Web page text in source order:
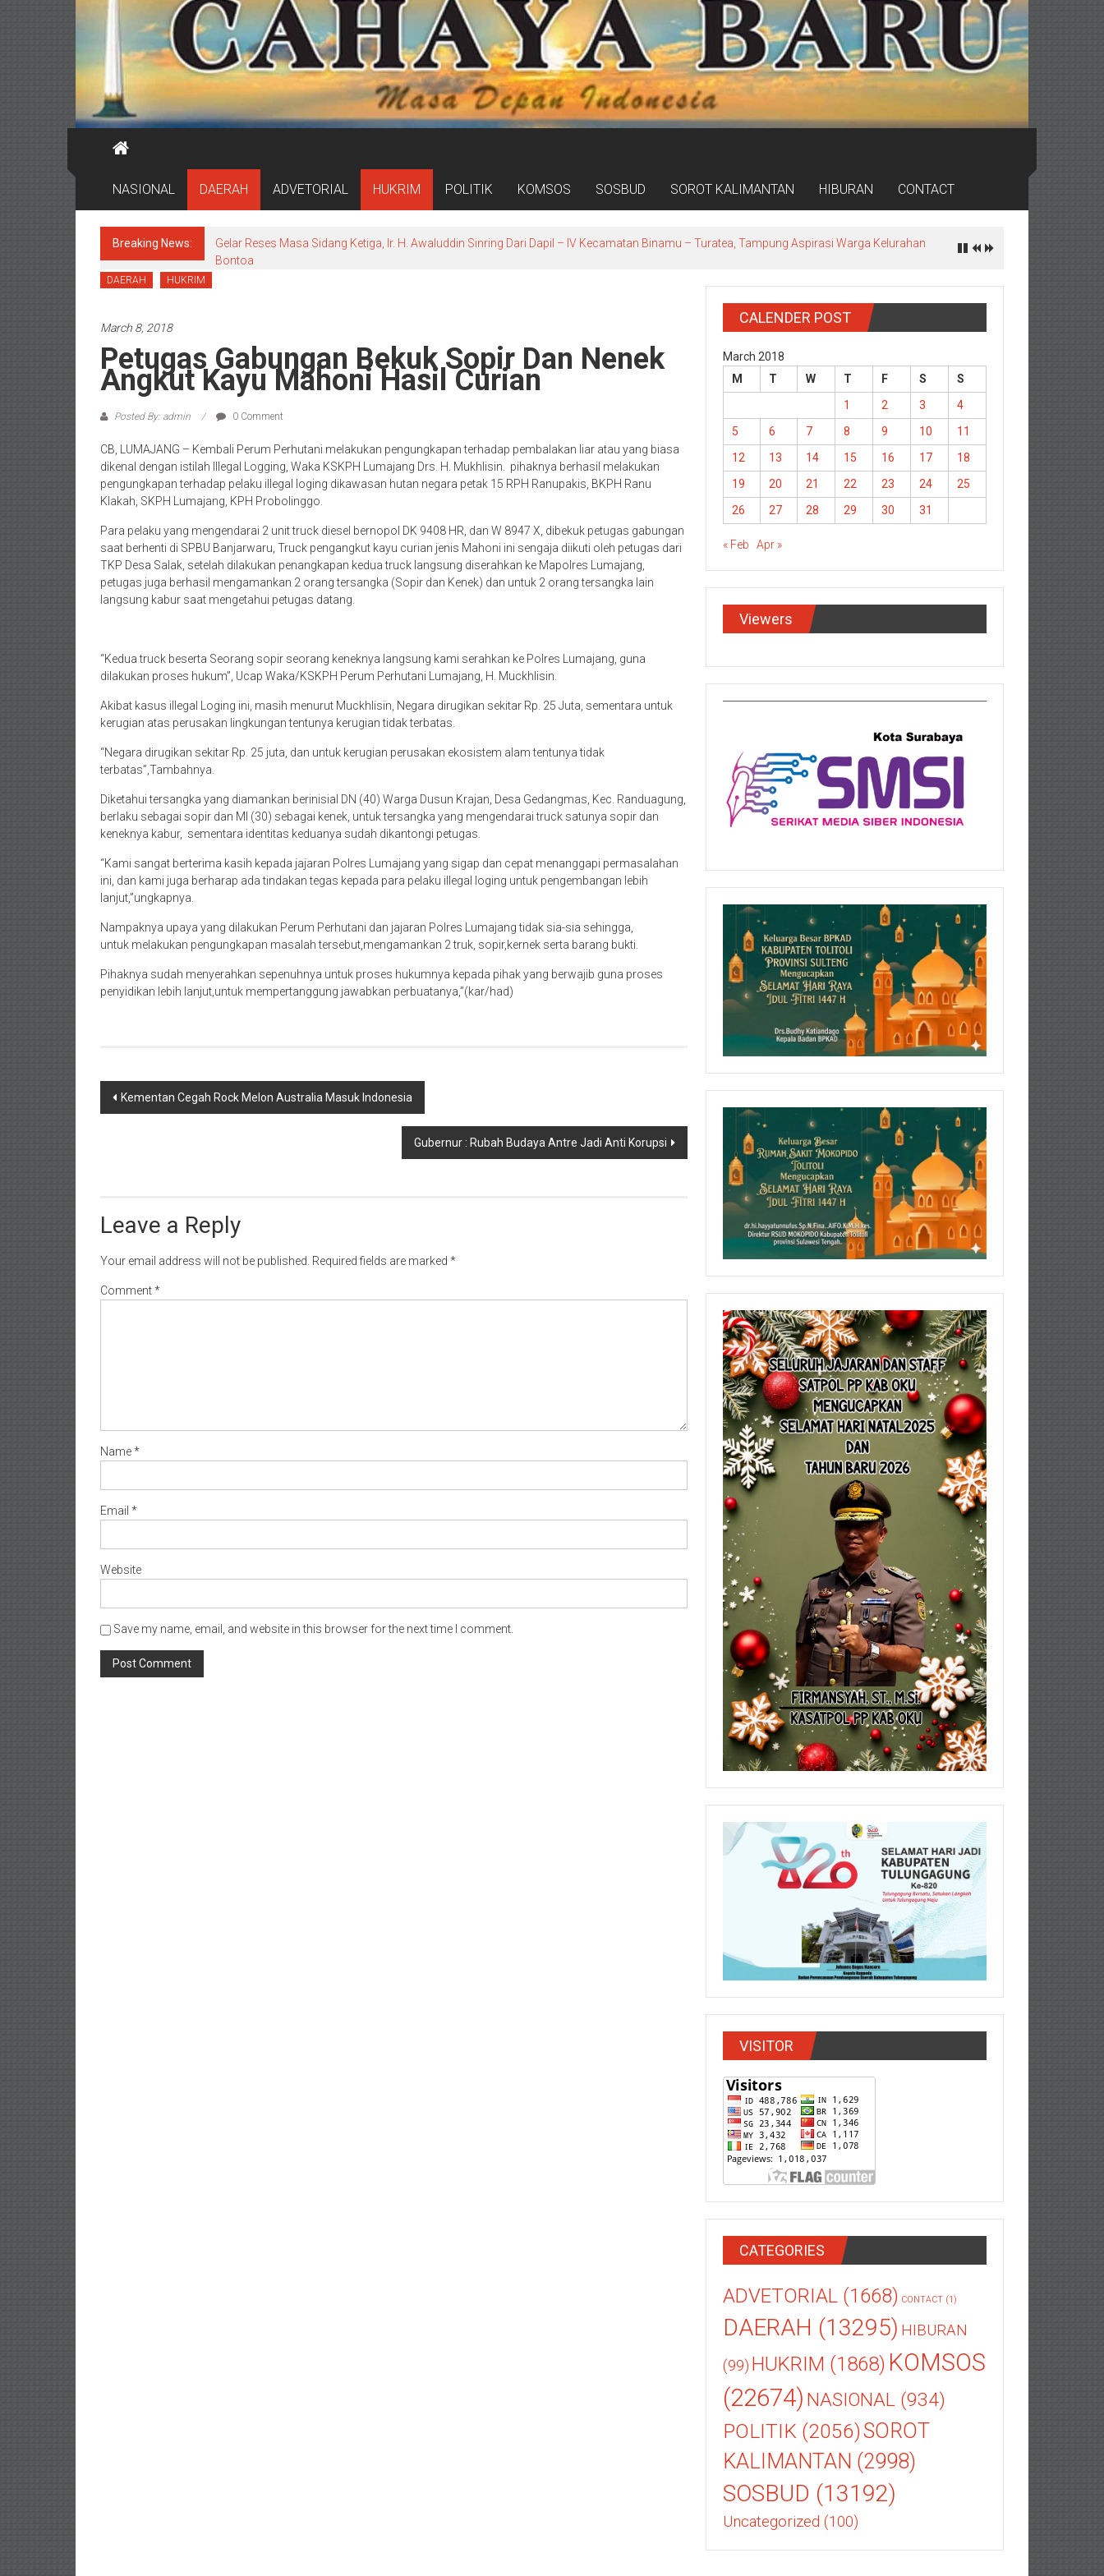
NASIONAL DAERAH ADVETORIAL HUKRIM POLITIK KOMSOS SOSBUD SOROT KALIMANTAN HIBURAN CONTACT
Breaking News:
Gelar Reses Masa Sidang Ketiga, Ir. H. Awaluddin Sinring Dari Dapil – lV Kecamatan Binamu – Turatea, Tampung Aspirasi Warga Kelurahan
Bontoa
DAERAH HUKRIM
March 8, 2018
Petugas Gabungan Bekuk Sopir Dan Nenek
Angkut Kayu Mahoni Hasil Curian
Posted By: admin 0 Comment
CB, LUMAJANG – Kembali Perum Perhutani melakukan pengungkapan terhadap pembalakan liar atau yang biasa
dikenal dengan istilah Illegal Logging, Waka KSKPH Lumajang Drs. H. Mukhlisin. pihaknya berhasil melakukan
pengungkapan terhadap pelaku illegal loging dikawasan hutan negara petak 15 RPH Ranupakis, BKPH Ranu
Klakah, SKPH Lumajang, KPH Probolinggo.
Para pelaku yang mengendarai 2 unit truck diesel bernopol DK 9408 HR, dan W 8947 X, dibekuk petugas gabungan
saat berhenti di SPBU Banjarwaru, Truck pengangkut kayu curian jenis Mahoni ini sengaja diikuti oleh petugas dari
TKP Desa Salak, setelah dilakukan penangkapan kedua truck langsung diserahkan ke Mapolres Lumajang,
petugas juga berhasil mengamankan 2 orang tersangka (Sopir dan Kenek) dan untuk 2 orang tersangka lain
langsung kabur saat mengetahui petugas datang.
“Kedua truck beserta Seorang sopir seorang keneknya langsung kami serahkan ke Polres Lumajang, guna
dilakukan proses hukum”, Ucap Waka/KSKPH Perum Perhutani Lumajang, H. Muckhlisin.
Akibat kasus illegal Loging ini, masih menurut Muckhlisin, Negara dirugikan sekitar Rp. 25 Juta, sementara untuk
kerugian atas perusakan lingkungan tentunya kerugian tidak terbatas.
“Negara dirugikan sekitar Rp. 25 juta, dan untuk kerugian perusakan ekosistem alam tentunya tidak
terbatas”,Tambahnya.
Diketahui tersangka yang diamankan berinisial DN (40) Warga Dusun Krajan, Desa Gedangmas, Kec. Randuagung,
berlaku sebagai sopir dan MI (30) sebagai kenek, untuk tersangka yang mengendarai truck satunya sopir dan
keneknya kabur, sementara identitas keduanya sudah dikantongi petugas.
“Kami sangat berterima kasih kepada jajaran Polres Lumajang yang sigap dan cepat menanggapi permasalahan
ini, dan kami juga berharap ada tindakan tegas kepada para pelaku illegal loging untuk pengembangan lebih
lanjut,”ungkapnya.
Nampaknya upaya yang dilakukan Perum Perhutani dan jajaran Polres Lumajang tidak sia-sia sehingga,
untuk melakukan pengungkapan masalah tersebut,mengamankan 2 truk, sopir,kernek serta barang bukti.
Pihaknya sudah menyerahkan sepenuhnya untuk proses hukumnya kepada pihak yang berwajib guna proses
penyidikan lebih lanjut,untuk mempertanggung jawabkan perbuatanya,”(kar/had)
Post
Kementan Cegah Rock Melon Australia Masuk Indonesia
Gubernur : Rubah Budaya Antre Jadi Anti Korupsi
Leave a Reply
Your email address will not be published. Required fields are marked *
Comment*
Name*
Email *
Website
Save my name, email, and website in this browser for the next time I comment.
CALENDER POST
March 2018
M
T W T F S
S
1
2 3
4
5
6 7 8 9 10
11
12
13 14 15 16 17
18
19
20 21 22 23 24
25
26
27 28 29 30 31
« Feb Apr »
Viewers
VISITOR
CATEGORIES
ADVETORIAL (1668) CONTACT (1)
DAERAH (13295) HIBURAN
(99) HUKRIM (1868) KOMSOS
(22674) NASIONAL (934)
POLITIK (2056)SOROT
KALIMANTAN (2998)
SOSBUD (13192)
Uncategorized (100)